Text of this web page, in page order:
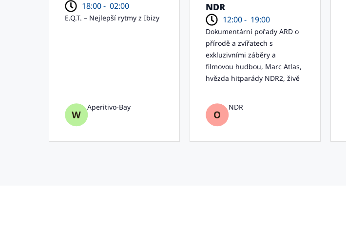
18:00 - 02:00
E.Q.T. – Nejlepší rytmy z Ibizy
Aperitivo-Bay
NDR
12:00 - 19:00
Dokumentární pořady ARD o
přírodě a zvířatech s
exkluzivními záběry a
filmovou hudbou, Marc Atlas,
hvězda hitparády NDR2, živě
NDR